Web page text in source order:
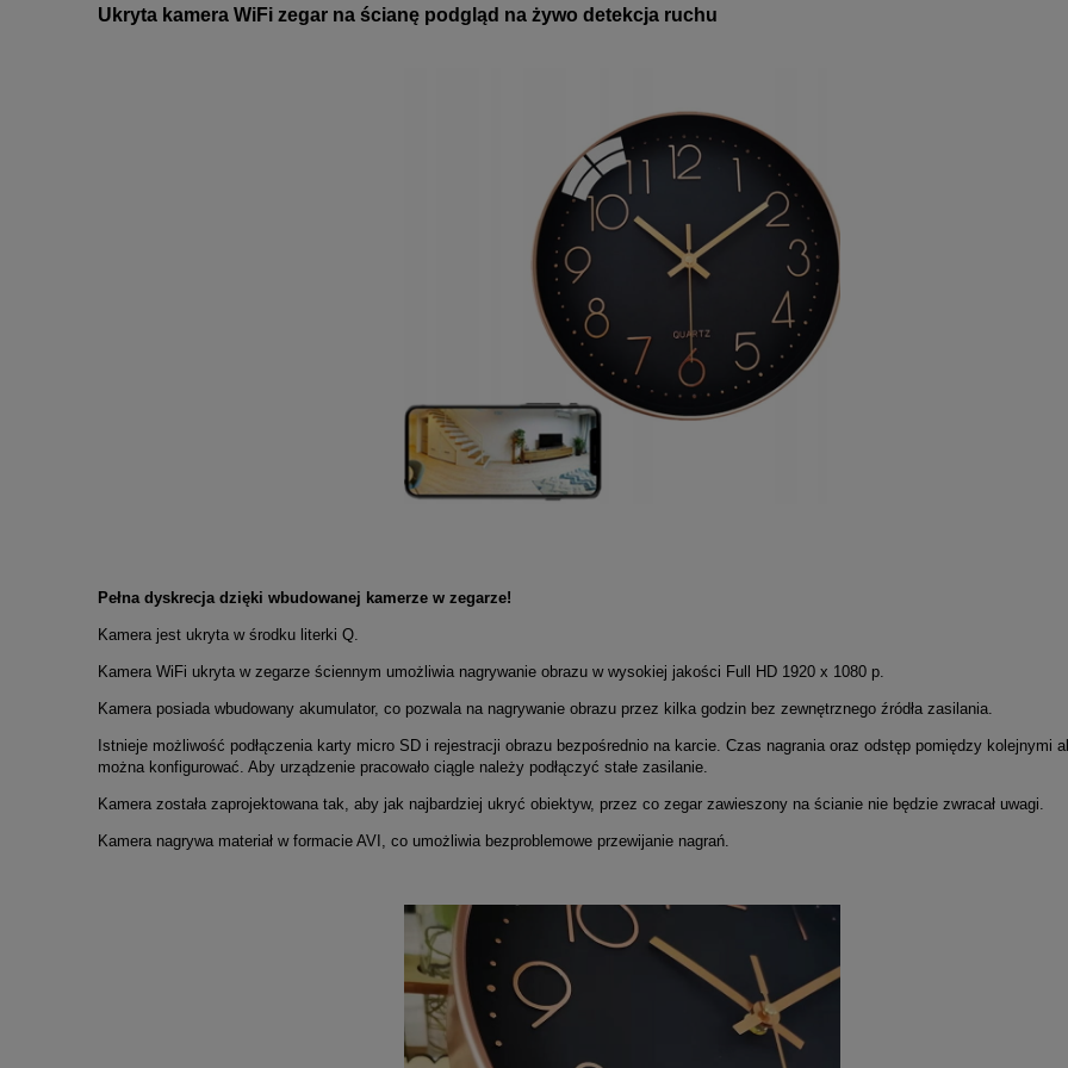
Ukryta kamera WiFi zegar na ścianę podgląd na żywo detekcja ruchu
Pełna dyskrecja dzięki wbudowanej kamerze w zegarze!
Kamera jest ukryta w środku literki Q.
Kamera WiFi ukryta w zegarze ściennym umożliwia nagrywanie obrazu w wysokiej jakości Full HD 1920 x 1080 p.
Kamera posiada wbudowany akumulator, co pozwala na nagrywanie obrazu przez kilka godzin bez zewnętrznego źródła zasilania.
Istnieje możliwość podłączenia karty micro SD i rejestracji obrazu bezpośrednio na karcie. Czas nagrania oraz odstęp pomiędzy kolejnymi
można konfigurować. Aby urządzenie pracowało ciągle należy podłączyć stałe zasilanie.
Kamera została zaprojektowana tak, aby jak najbardziej ukryć obiektyw, przez co zegar zawieszony na ścianie nie będzie zwracał uwagi.
Kamera nagrywa materiał w formacie AVI, co umożliwia bezproblemowe przewijanie nagrań.